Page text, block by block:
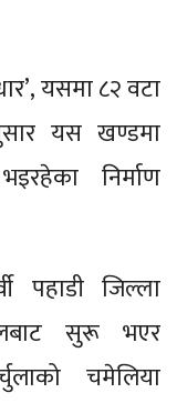
यसमा ८२ वटा
यस खण्डमा
निर्माण
पहाडी जिल्ला
सुरू भएर
चमेलिया